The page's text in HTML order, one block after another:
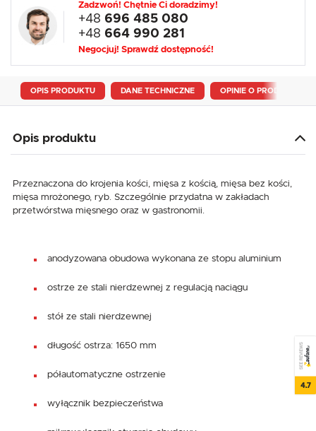
Zadzwoń! Chętnie Ci doradzimy!
+48 696 485 080
+48 664 990 281
Negocjuj! Sprawdź dostępność!
OPIS PRODUKTU DANE TECHNICZNE OPINIE O PRODUKCIE
Opis produktu
Przeznaczona do krojenia kości, mięsa z kością, mięsa bez kości,
mięsa mrożonego, ryb. Szczególnie przydatna w zakładach
przetwórstwa mięsnego oraz w gastronomii.
anodyzowana obudowa wykonana ze stopu aluminium
ostrze ze stali nierdzewnej z regulacją naciągu
stół ze stali nierdzewnej
długość ostrza: 1650 mm
półautomatyczne ostrzenie
wyłącznik bezpieczeństwa
SEE REVIEWS
4.7